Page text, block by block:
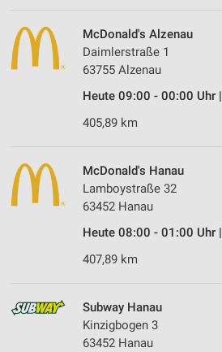
McDonald's Alzenau
Daimlerstraße 1
63755 Alzenau
Heute 09:00 - 00:00 Uhr |
405,89 km
McDonald's Hanau
Lamboystraße 32
63452 Hanau
Heute 08:00 - 01:00 Uhr |
407,89 km
Subway Hanau
Kinzigbogen 3
63452 Hanau